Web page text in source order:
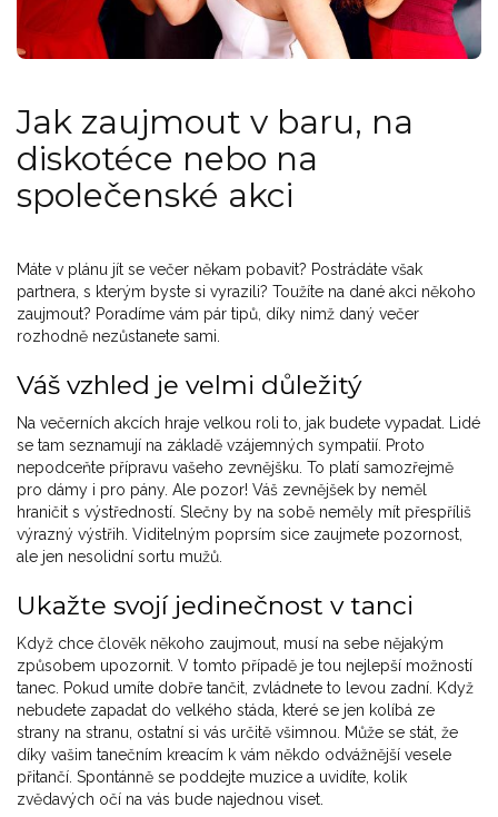
Jak zaujmout v baru, na
diskotéce nebo na
společenské akci
Máte v plánu jít se večer někam pobavit? Postrádáte však
partnera, s kterým byste si vyrazili? Toužíte na dané akci někoho
zaujmout? Poradíme vám pár tipů, díky nimž daný večer
rozhodně nezůstanete sami.
Váš vzhled je velmi důležitý
Na večerních akcích hraje velkou roli to, jak budete vypadat. Lidé
se tam seznamují na základě vzájemných sympatií. Proto
nepodceňte přípravu vašeho zevnějšku. To platí samozřejmě
pro dámy i pro pány. Ale pozor! Váš zevnějšek by neměl
hraničit s výstředností. Slečny by na sobě neměly mít přespříliš
výrazný výstřih. Viditelným poprsím sice zaujmete pozornost,
ale jen nesolidní sortu mužů.
Ukažte svojí jedinečnost v tanci
Když chce člověk někoho zaujmout, musí na sebe nějakým
způsobem upozornit. V tomto případě je tou nejlepší možností
tanec. Pokud umíte dobře tančit, zvládnete to levou zadní. Když
nebudete zapadat do velkého stáda, které se jen kolíbá ze
strany na stranu, ostatní si vás určitě všimnou. Může se stát, že
díky vašim tanečním kreacím k vám někdo odvážnější vesele
přitančí. Spontánně se poddejte muzice a uvidíte, kolik
zvědavých očí na vás bude najednou viset.